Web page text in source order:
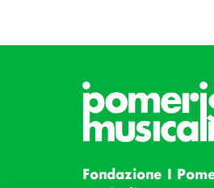
Fondazione I